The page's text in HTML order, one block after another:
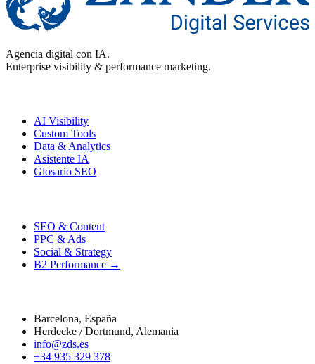
Agencia digital con IA.
Enterprise visibility & performance marketing.
AI Visibility
Custom Tools
Data & Analytics
Asistente IA
Glosario SEO
SEO & Content
PPC & Ads
Social & Strategy
B2 Performance →
Barcelona, España
Herdecke / Dortmund, Alemania
info@zds.es
+34 935 329 378